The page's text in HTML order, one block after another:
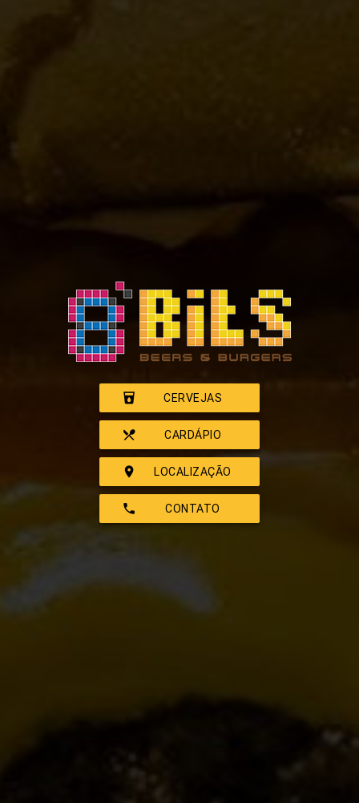
local_drink CERVEJAS
restaurant_menu CARDÁPIO
room LOCALIZAÇÃO
phone CONTATO